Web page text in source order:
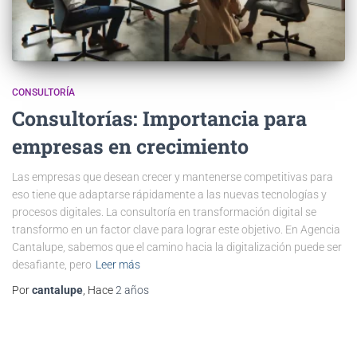
CONSULTORÍA
Consultorías: Importancia para
empresas en crecimiento
Las empresas que desean crecer y mantenerse competitivas para
eso tiene que adaptarse rápidamente a las nuevas tecnologías y
procesos digitales. La consultoría en transformación digital se
transformo en un factor clave para lograr este objetivo. En Agencia
Cantalupe, sabemos que el camino hacia la digitalización puede ser
desafiante, pero Leer más
Porcantalupe , Hace2 años